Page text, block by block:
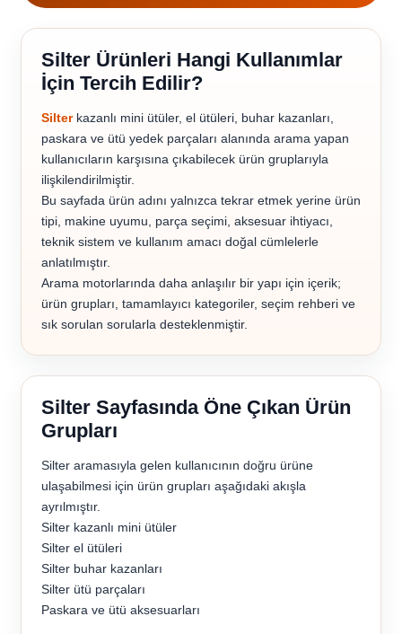
Silter Ürünleri Hangi Kullanımlar
İçin Tercih Edilir?
Silterkazanlı mini ütüler, el ütüleri, buhar kazanları,
paskara ve ütü yedek parçaları alanında arama yapan
kullanıcıların karşısına çıkabilecek ürün gruplarıyla
ilişkilendirilmiştir.
Bu sayfada ürün adını yalnızca tekrar etmek yerine ürün
tipi, makine uyumu, parça seçimi, aksesuar ihtiyacı,
teknik sistem ve kullanım amacı doğal cümlelerle
anlatılmıştır.
Arama motorlarında daha anlaşılır bir yapı için içerik;
ürün grupları, tamamlayıcı kategoriler, seçim rehberi ve
sık sorulan sorularla desteklenmiştir.
Silter Sayfasında Öne Çıkan Ürün
Grupları
Silter aramasıyla gelen kullanıcının doğru ürüne
ulaşabilmesi için ürün grupları aşağıdaki akışla
ayrılmıştır.
Silter kazanlı mini ütüler
Silter el ütüleri
Silter buhar kazanları
Silter ütü parçaları
Paskara ve ütü aksesuarları